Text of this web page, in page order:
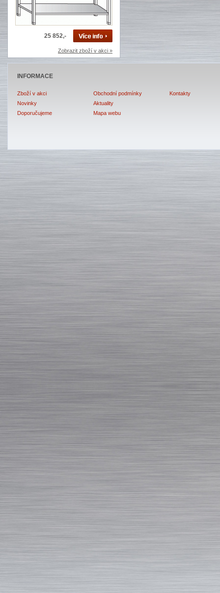
25 852,-
Zobrazit zboží v akci »
INFORMACE
Zboží v akci
Novinky
Doporučujeme
Obchodní podmínky
Aktuality
Mapa webu
Kontakty